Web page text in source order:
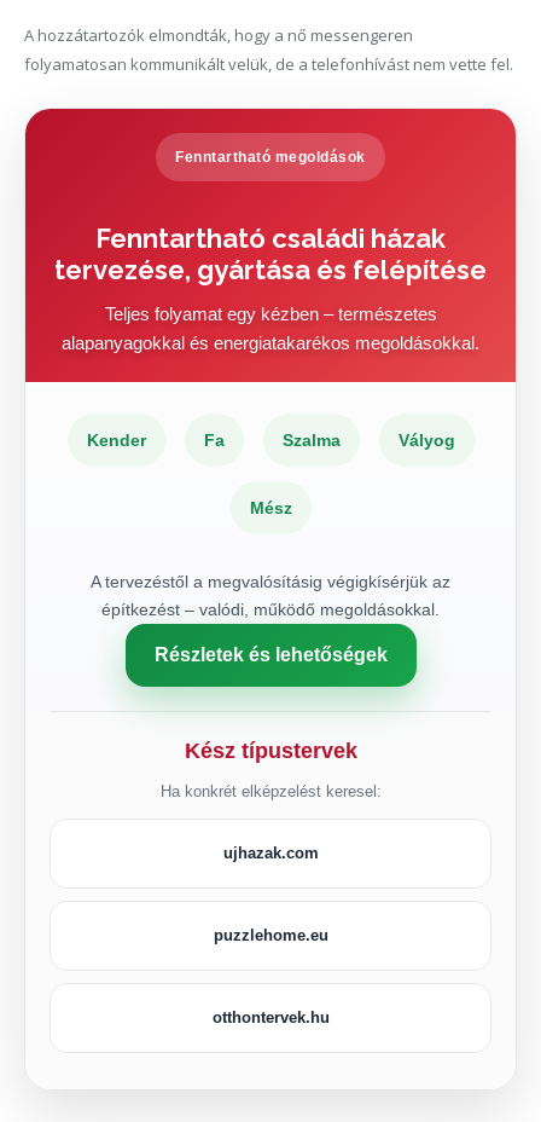
A hozzátartozók elmondták, hogy a nő messengeren
folyamatosan kommunikált velük, de a telefonhívást nem vette fel.
Fenntartható megoldások
Fenntartható családi házak
tervezése, gyártása és felépítése
Teljes folyamat egy kézben – természetes
alapanyagokkal és energiatakarékos megoldásokkal.
Kender Fa Szalma Vályog
Mész
A tervezéstől a megvalósításig végigkísérjük az
építkezést – valódi, működő megoldásokkal.
Részletek és lehetőségek
Kész típustervek
Ha konkrét elképzelést keresel:
ujhazak.com
puzzlehome.eu
otthontervek.hu